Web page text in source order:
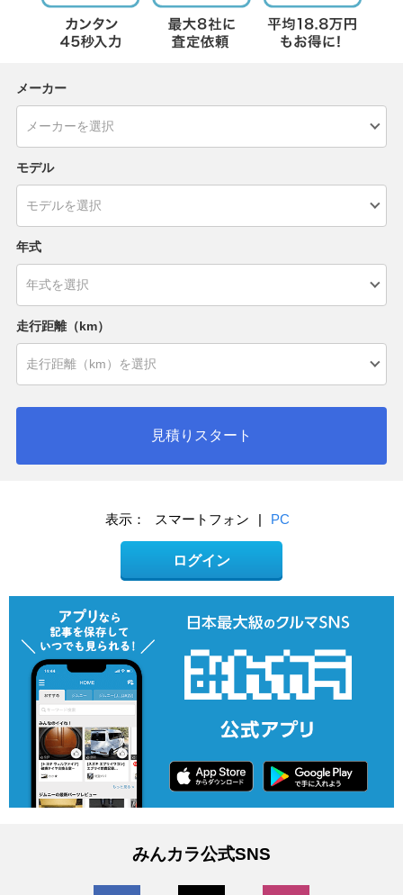
メーカー
モデル
年式
走行距離（km）
見積りスタート
表示： スマートフォン | PC
ログイン
みんカラ公式SNS